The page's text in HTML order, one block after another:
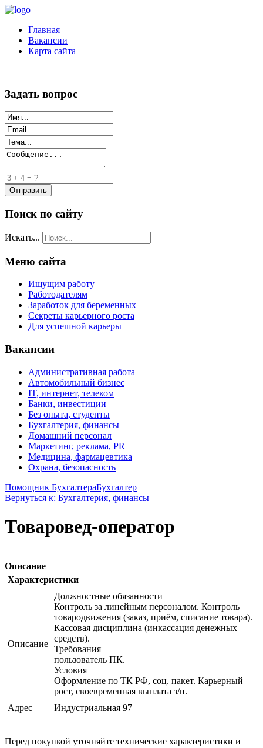
Главная
Вакансии
Карта сайта
Задать вопрос
Поиск по сайту
Искать...
Меню сайта
Ищущим работу
Работодателям
Заработок для беременных
Секреты карьерного роста
Для успешной карьеры
Вакансии
Административная работа
Автомобильный бизнес
IT, интернет, телеком
Банки, инвестиции
Без опыта, студенты
Бухгалтерия, финансы
Домашний персонал
Маркетинг, реклама, PR
Медицина, фармацевтика
Охрана, безопасность
Помощник БухгалтераБухгалтер
Вернуться к: Бухгалтерия, финансы
Товаровед-оператор
Описание
Характеристики
Описание
Должностные обязанности
Контроль за линейным персоналом. Контроль
товародвижения (заказ, приём, списание товара).
Кассовая дисциплина (инкассация денежных
средств).
Требования
пользователь ПК.
Условия
Оформление по ТК РФ, соц. пакет. Карьерный
рост, своевременная выплата з/п.
Адрес
Индустриальная 97
Перед покупкой уточняйте технические характеристики и